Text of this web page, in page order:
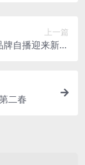
上一篇
自播迎来新风
二春